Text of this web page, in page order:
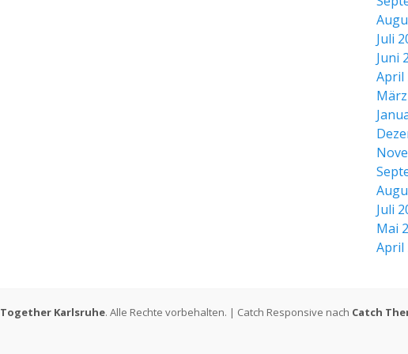
Juli
Juni
April
Juli
Mai
April
Together Karlsruhe. Alle Rechte vorbehalten. | Catch Responsive nach Catch